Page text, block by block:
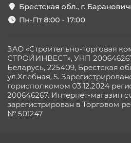
Брестская обл., г.
Пн-Пт 8:00 - 17:00
ЗАО «Строительно-торговая
СТРОЙИНВЕСТ», УНП
Беларусь, 225409, Брестская
ул.Хлебная, 5.
горисполкомом 03.12.2024
200646267. Интернет-магазин
зарегистрирован в Торговом
№ 501247